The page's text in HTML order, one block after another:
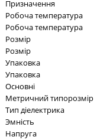
Призначення
Робоча температура
Робоча температура
Розмір
Розмір
Упаковка
Упаковка
Основні
Метричний типорозмір
Тип діелектрика
Эмність
Напруга